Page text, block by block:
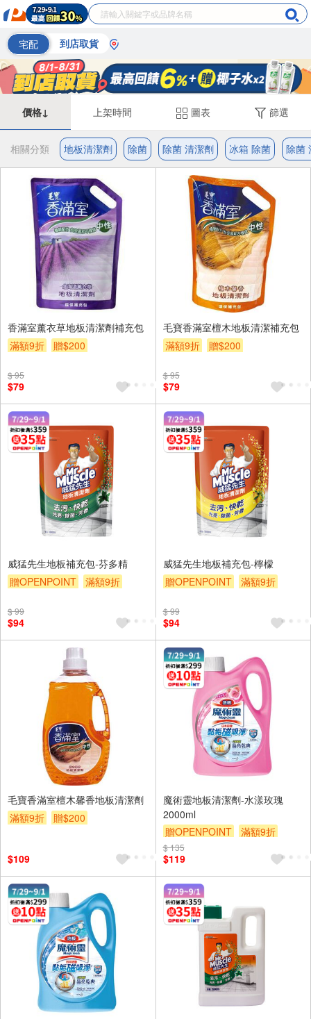
宅配 到店取貨
價格↓ 上架時間 圖表 篩選
相關分類 地板清潔劑 除菌 除菌 清潔劑 冰箱 除菌 除菌
香滿室薰衣草地板清潔劑補充包
滿額9折
贈$200
$ 95
$79
毛寶香滿室檀木地板清潔補充包
滿額9折
贈$200
$ 95
$79
威猛先生地板補充包-芬多精
贈OPENPOINT
滿額9折
$ 99
$94
威猛先生地板補充包-檸檬
贈OPENPOINT
滿額9折
$ 99
$94
毛寶香滿室檀木馨香地板清潔劑
滿額9折
贈$200
$109
魔術靈地板清潔劑-水漾玫瑰
2000ml
贈OPENPOINT
滿額9折
贈$200
$ 135
$119